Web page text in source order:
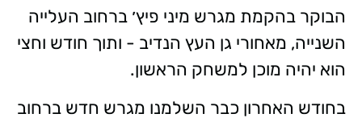
הבוקר בהקמת מגרש מיני פיץ׳ ברחוב העלייה
השנייה, מאחורי גן העץ הנדיב - ותוך חודש וחצי
הוא יהיה מוכן למשחק הראשון.
בחודש האחרון כבר השלמנו מגרש חדש ברחוב